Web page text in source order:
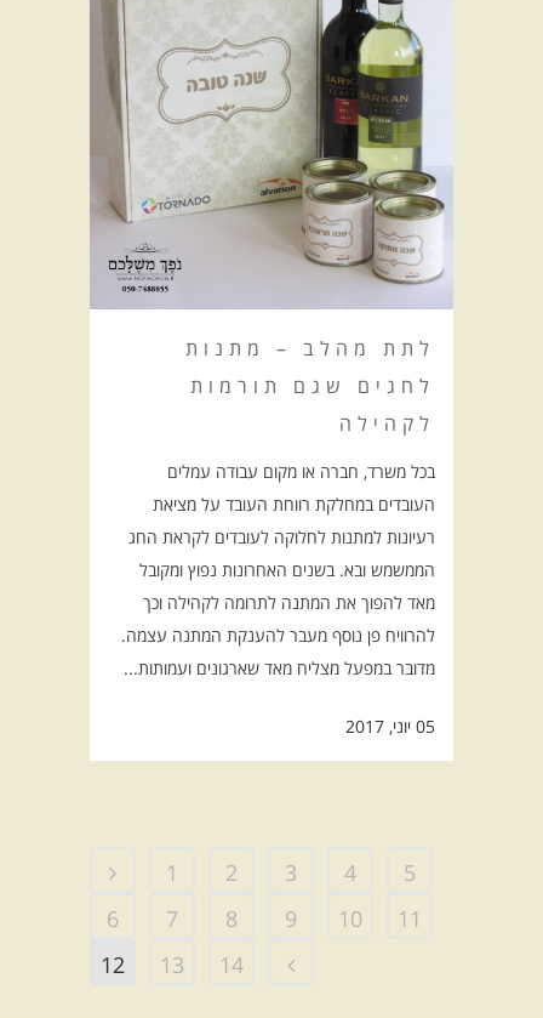
לתת מהלב – מתנות
לחגים שגם תורמות
לקהילה
בכל משרד, חברה או מקום עבודה עמלים
העובדים במחלקת רווחת העובד על מציאת
רעיונות למתנות לחלוקה לעובדים לקראת החג
הממשמש ובא. בשנים האחרונות נפוץ ומקובל
מאד להפוך את המתנה לתרומה לקהילה וכך
להרוויח פן נוסף מעבר להענקת המתנה עצמה.
מדובר במפעל מצליח מאד שארגונים ועמותות...
05 יוני, 2017
1 2 3 4
5
6
7 8 9 10
11
12
13 14